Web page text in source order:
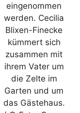
eingenommen
werden. Cecilia
Blixen-Finecke
kümmert sich
zusammen mit
ihrem Vater um
die Zelte im
Garten und um
das Gästehaus.